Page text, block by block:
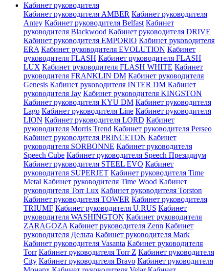
Кабинет руководителя
Кабинет руководителя AMBER Кабинет руководителя
Antey Кабинет руководителя Belfast Кабинет
руководителя Blackwood Кабинет руководителя DRIVE
Кабинет руководителя EMPORIO Кабинет руководителя
ERA Кабинет руководителя EVOLUTION Кабинет
руководителя FLASH Кабинет руководителя FLASH
LUX Кабинет руководителя FLASH WHITE Кабинет
руководителя FRANKLIN DM Кабинет руководителя
Genesis Кабинет руководителя INTER DM Кабинет
руководителя Jay Кабинет руководителя KINGSTON
Кабинет руководителя KYU DM Кабинет руководителя
Lago Кабинет руководителя Line Кабинет руководителя
LION Кабинет руководителя LORD Кабинет
руководителя Morris Trend Кабинет руководителя Perseo
Кабинет руководителя PRINCETON Кабинет
руководителя SORBONNE Кабинет руководителя
Speech Cube Кабинет руководителя Speech Президиум
Кабинет руководителя STEEL EVO Кабинет
руководителя SUPERJET Кабинет руководителя Time
Metal Кабинет руководителя Time Wood Кабинет
руководителя Torr Lux Кабинет руководителя Torston
Кабинет руководителя TOWER Кабинет руководителя
TRIUMF Кабинет руководителя U.RUS Кабинет
руководителя WASHINGTON Кабинет руководителя
ZARAGOZA Кабинет руководителя Zenn Кабинет
руководителя Дельта Кабинет руководителя Mark
Кабинет руководителя Vasanta Кабинет руководителя
Torr Кабинет руководителя Torr Z Кабинет руководителя
City Кабинет руководителя Bravo Кабинет руководителя